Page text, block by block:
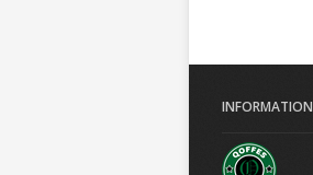
INFORMATION